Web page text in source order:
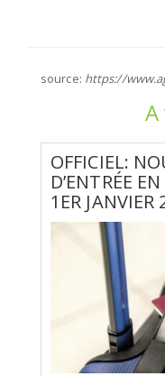
source: https://
OFFICIEL:
D’ENTRÉE
1ER JANVIER